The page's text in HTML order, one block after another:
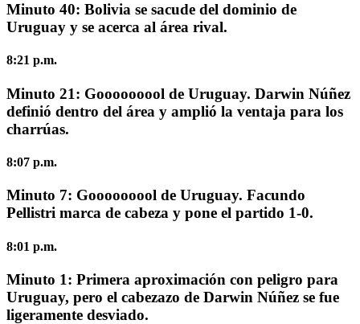
Minuto 40: Bolivia se sacude del dominio de
Uruguay y se acerca al área rival.
8:21 p.m.
Minuto 21: Gooooooool de Uruguay. Darwin Núñez
definió dentro del área y amplió la ventaja para los
charrúas.
8:07 p.m.
Minuto 7: Gooooooool de Uruguay. Facundo
Pellistri marca de cabeza y pone el partido 1-0.
8:01 p.m.
Minuto 1: Primera aproximación con peligro para
Uruguay, pero el cabezazo de Darwin Núñez se fue
ligeramente desviado.